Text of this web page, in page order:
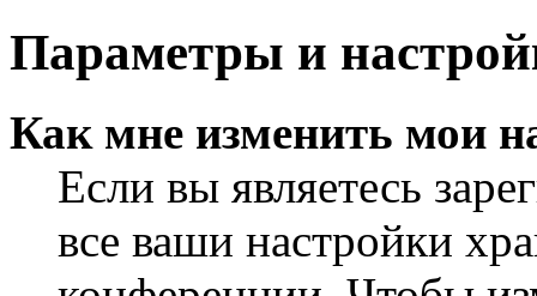
Параметры и
Как мне изменить мои
Если вы являетесь
все ваши настройки